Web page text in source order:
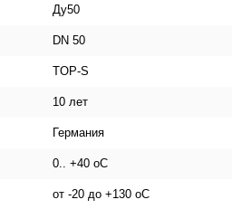
Ду50
DN 50
TOP-S
10 лет
Германия
0.. +40 oC
от -20 до +130 oC